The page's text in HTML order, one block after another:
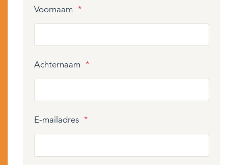
Voornaam *
Achternaam *
E-mailadres *